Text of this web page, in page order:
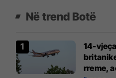
Në trend Botë
14-
rreme,